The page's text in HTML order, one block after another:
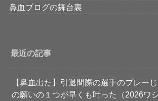
鼻血ブログの舞台裏
最近の記事
【鼻血出た】引退間際の選手のプレー
の願いの１つが早くも叶った（2026ワ